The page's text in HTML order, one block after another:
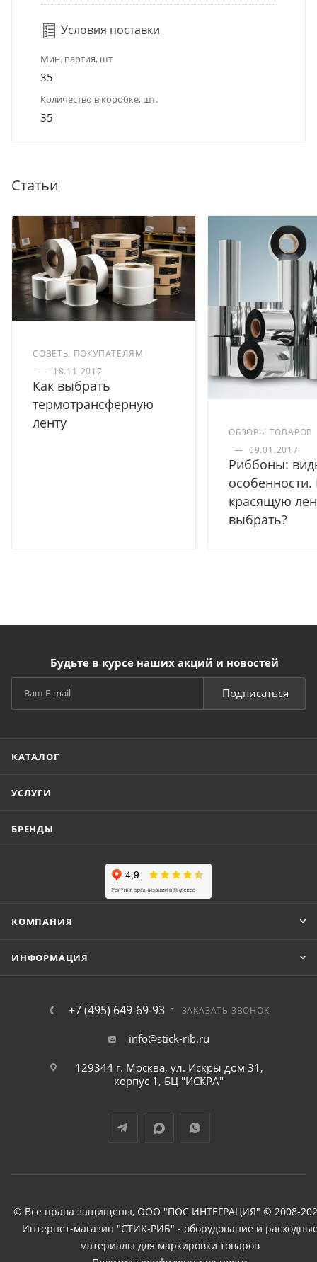
Условия поставки
Мин. партия, шт
35
Количество в коробке, шт.
35
Статьи
СОВЕТЫ ПОКУПАТЕЛЯМ
— 18.11.2017
Как выбрать
термотрансферную
ленту
ОБЗОРЫ ТОВАРОВ
— 09.01.2017
Риббоны:
красящую
выбрать?
Будьте в курсе наших акций и новостей
Подписаться
КАТАЛОГ
УСЛУГИ
БРЕНДЫ
КОМПАНИЯ
ИНФОРМАЦИЯ
+7 (495) 649-69-93 ЗАКАЗАТЬ ЗВОНОК
info@stick-rib.ru
129344 г. Москва, ул. Искры дом 31,
корпус 1, БЦ "ИСКРА"
© Все права защищены, ООО "ПОС ИНТЕГРАЦИЯ" © 2008-
Интернет-магазин "СТИК-РИБ" - оборудование и
материалы для маркировки товаров